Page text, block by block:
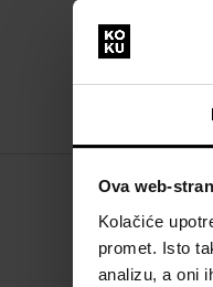
Ova web-
Kolačiće
promet. Isto
analizu, a oni